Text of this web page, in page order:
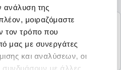
ανάλυση της
μοιραζόμαστε
τον τρόπο που
μας με συνεργάτες
και αναλύσεων, οι
συνδυάσουν με άλλες
COMPLEX